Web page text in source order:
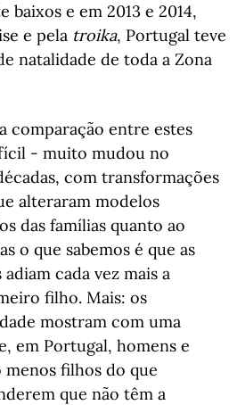
e em 2013 e 2014,
e pela troika, Portugal teve
natalidade de toda a Zona
comparação entre estes
- muito mudou no
com transformações
alteraram modelos
das famílias quanto ao
o que sabemos é que as
cada vez mais a
filho. Mais: os
mostram com uma
em Portugal, homens e
filhos do que
que não têm a